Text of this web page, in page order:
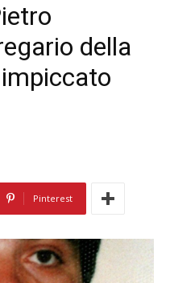
della
Pinterest